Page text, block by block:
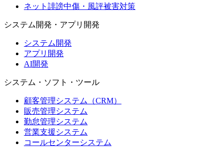
ネット誹謗中傷・風評被害対策
システム開発・アプリ開発
システム開発
アプリ開発
AI開発
システム・ソフト・ツール
顧客管理システム（CRM）
販売管理システム
勤怠管理システム
営業支援システム
コールセンターシステム